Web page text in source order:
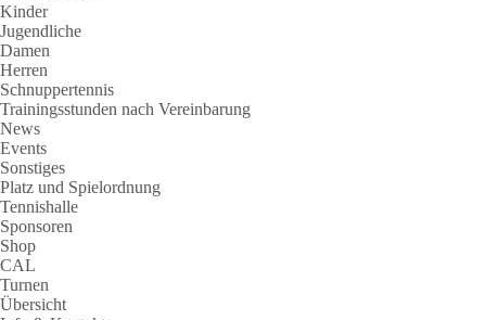
Kinder
Jugendliche
Damen
Herren
Schnuppertennis
Trainingsstunden nach Vereinbarung
News
Events
Sonstiges
Platz und Spielordnung
Tennishalle
Sponsoren
Shop
CAL
Turnen
Übersicht